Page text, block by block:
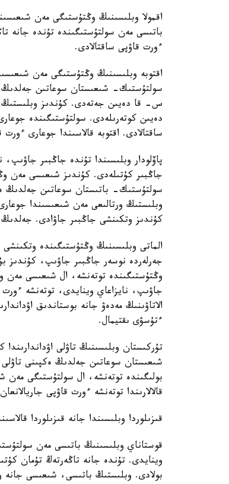
اقمولا وبلىسىنىڭ وڭتۇستىگى مەن
باتىسى مەن سولتۇستىگىندە تۇندە جانە
ءورت قاۋپى ساقتالادى.
اقتوبە وبلىسىنىڭ وڭتۇستىگى مەن
دەيىن كوتەرىلەدى. سولتۇستىگىندە
ساقتالادى. اقتوبە قالاسىندا جوعارى
پاۆلودار وبلىسىندا تۇندە جاڭبىر
جاڭبىر كۇتىلەدى. كۇندىز شىعىسى مەن
وبلىستىڭ ورتالىعى مەن شىعىسىندا
كۇندىز وتكىنشى جاڭبىر جاۋادى. جەلدىڭ ەكپىنى تۇندە 15- 20
الماتى وبلىسىنىڭ وڭتۇستىگىندە
جەرلەردە نوسەر جاڭبىر جاۋىپ، كۇندىز
وڭتۇستىگىندە توتەنشە، ال شىعىسى مەن
جاۋىپ، نايزاعاي وينايدى، توتەنشە
الاتاۋىنىڭ مەدەۋ جانە بوستاندىق
ءتۇسۋى ىقتيمال.
تۇركىستان وبلىسىنىڭ تاۋلى
بولىگىندە توتەنشە، ال سولتۇستىگى
قالالارىندا توتەنشە ءورت قاۋپى
قىزىلوردا وبلىسىندا جانە قىزىلوردا
قوستاناي وبلىسىنىڭ باتىسى مەن
بولادى. وبلىستىڭ باتىسى، شىعىسى